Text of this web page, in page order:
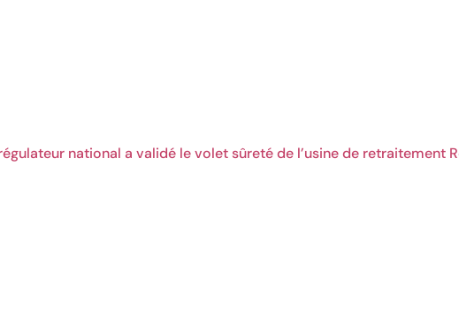
national a validé le volet sûreté de l’usine de retraitement